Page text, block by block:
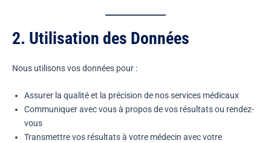
2. Utilisation des Données
Nous utilisons vos données pour :
Assurer la qualité et la précision de nos services médicaux
Communiquer avec vous à propos de vos résultats ou rendez-
vous
Transmettre vos résultats à votre médecin avec votre